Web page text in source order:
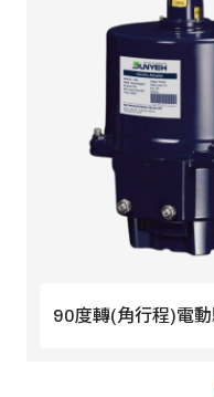
90度轉(角行程)電動